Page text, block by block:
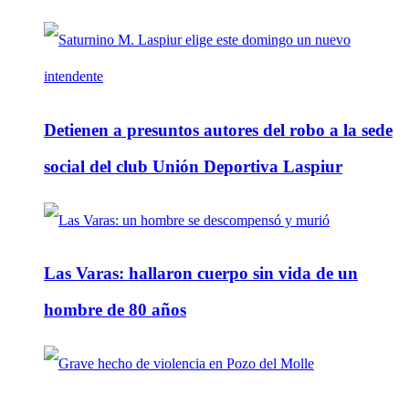
Detienen a presuntos autores del robo a la sede
social del club Unión Deportiva Laspiur
Las Varas: hallaron cuerpo sin vida de un
hombre de 80 años